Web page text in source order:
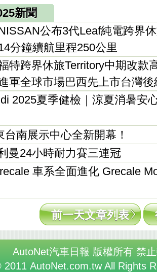
新聞
公布3代Leaf純電跨界
分鐘續航里程250公里
特跨界休旅Territory中期改款
軍全球市場巴西先上市台灣後
2025夏季健檢｜涼夏消暑安
台南展示中心全新開幕！
曼24小時耐力賽三連冠
車系全面進化 Grecale
前一天文章列表
AutoNet汽車日報 版權所有 禁
2011 AutoNet.com.tw All Rights